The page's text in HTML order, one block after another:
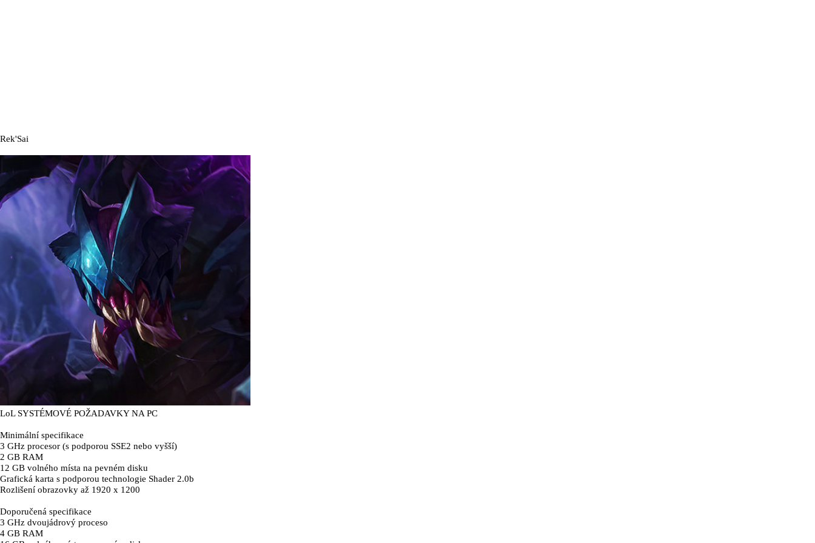
Rek'Sai
LoL SYSTÉMOVÉ POŽADAVKY NA PC
Minimální specifikace
3 GHz procesor (s podporou SSE2 nebo vyšší)
2 GB RAM
12 GB volného místa na pevném disku
Grafická karta s podporou technologie Shader 2.0b
Rozlišení obrazovky až 1920 x 1200
Doporučená specifikace
3 GHz dvoujádrový proceso
4 GB RAM